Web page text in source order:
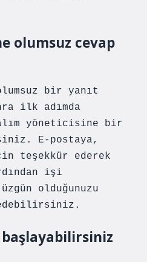
olumsuz cevap
bir yanıt
ilk adımda
yöneticisine bir
E-postaya,
teşekkür ederek
işi
olduğunuzu
edebilirsiniz.
başlayabilirsiniz